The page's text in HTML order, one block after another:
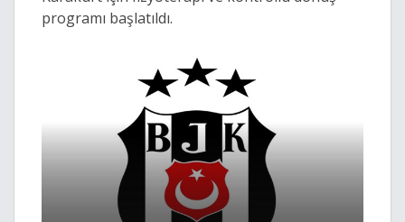
programı başlatıldı.